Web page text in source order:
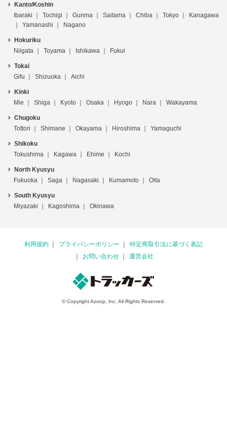
Kanto/Koshin
Ibaraki
Tochigi Gunma Saitama Chiba Tokyo
Kanagawa
Yamanashi
Nagano
Hokuriku
Niigata
Toyama Ishikawa Fukui
Tokai
Gifu
Shizuoka Aichi
Kinki
Mie
Shiga Kyoto Osaka Hyogo Nara Wakayama
Chugoku
Tottori
Shimane Okayama Hiroshima Yamaguchi
Shikoku
Tokushima
Kagawa Ehime Kochi
North Kyusyu
Fukuoka
Saga Nagasaki Kumamoto Oita
South Kyusyu
Miyazaki
Kagoshima Okinawa
利用規約 プライバシーポリシー
特定商取引法に基づく表記
お問い合わせ
運営会社
© Copyright Azoop, Inc. All Rights Reserved.